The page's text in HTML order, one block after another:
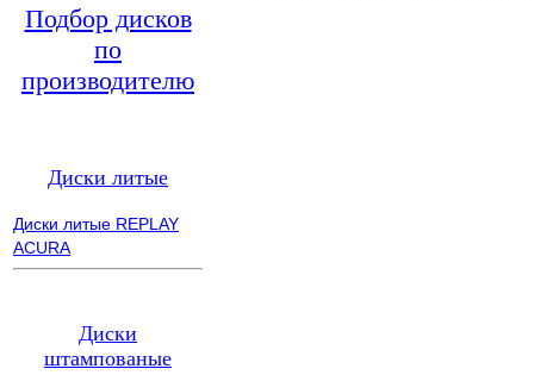
Подбор дисков
по
производителю
Диски литые
Диски литые REPLAY
ACURA
Диски
штампованые